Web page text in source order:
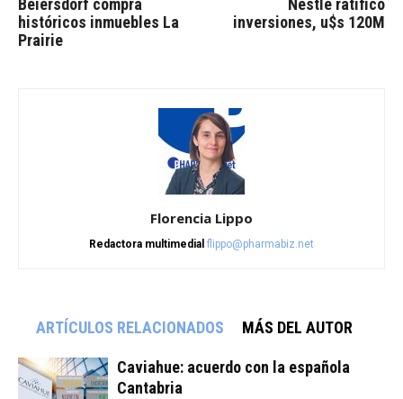
Beiersdorf compra
históricos inmuebles La
Prairie
Nestlé ratificó
inversiones, u$s 120M
Florencia Lippo
Redactora multimedial flippo@pharmabiz.net
ARTÍCULOS RELACIONADOS MÁS DEL AUTOR
Caviahue: acuerdo con la española
Cantabria